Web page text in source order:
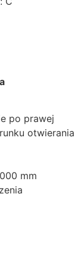
po prawej
otwierania
mm